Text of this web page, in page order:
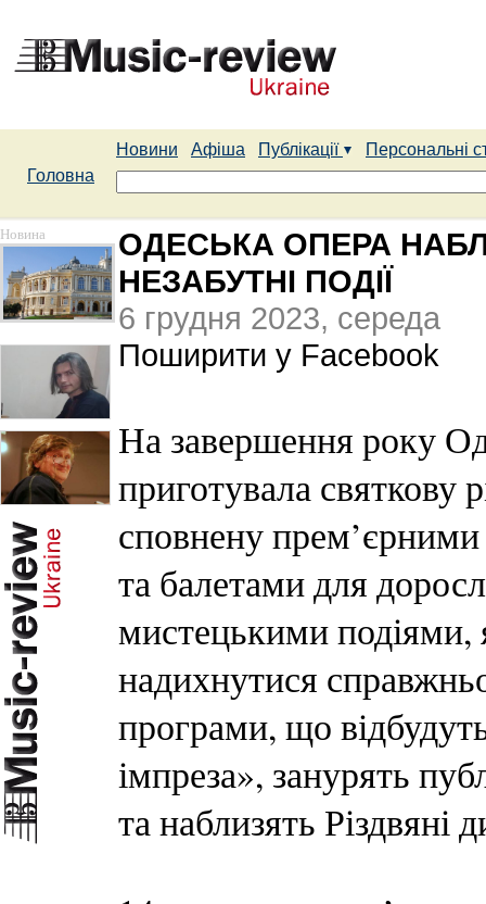
Новини Афіша Публікації
Персональні
Головна
Новина
ОДЕСЬКА ОПЕРА
НЕЗАБУТНІ ПОДІЇ
6 грудня 2023, середа
Поширити у Facebook
На завершення року
приготувала святкову
сповнену
та балетами для
мистецькими подіями,
надихнутися
програми, що
імпреза», занурять
та наблизять Різдвяні